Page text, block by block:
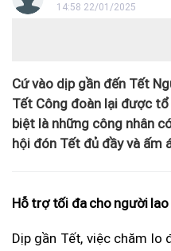
14:58 22/01/2025
Cứ vào dịp gần đến Tết
Tết Công đoàn lại được
biệt là những công nhân
hội đón Tết đủ đầy và ấm
Hỗ trợ tối đa cho người
Dịp gần Tết, việc chăm lo